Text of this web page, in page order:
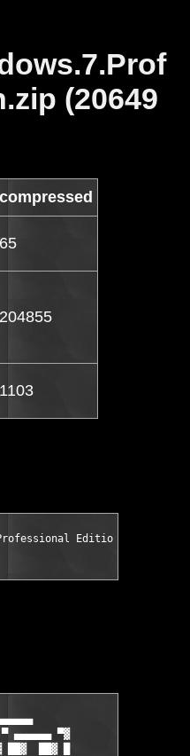
(20649
compressed
65
204855
1103
Edition x64 by
▄▄▄▄▄▄ ▀▓
██▓  ██▓ █